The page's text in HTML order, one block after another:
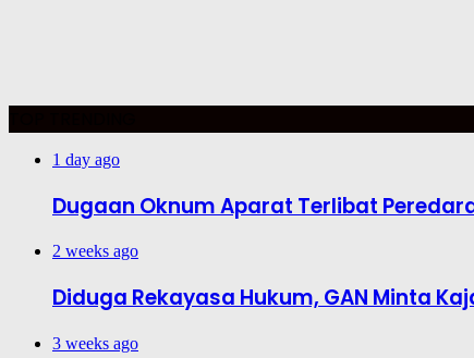
1 day ago
Dugaan Oknum Aparat Terlibat
2 weeks ago
Diduga Rekayasa Hukum, GAN Minta
3 weeks ago